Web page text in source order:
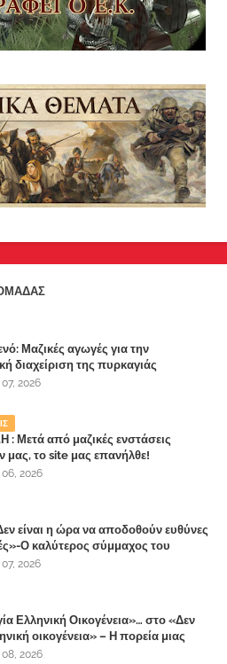
Μαζικές αγωγές για την
διαχείριση της πυρκαγιάς
κάτοικοι!
2026
Μετά από μαζικές ενστάσεις
μας, το site μας επανήλθε!
2026
είναι η ώρα να αποδοθούν ευθύνες
Ο καλύτερος σύμμαχος του
2026
Ελληνική Οικογένεια»… στο «Δεν
οικογένεια» – Η πορεία μιας
κινδυνεύει να ξεχάσει ποια είναι
2026